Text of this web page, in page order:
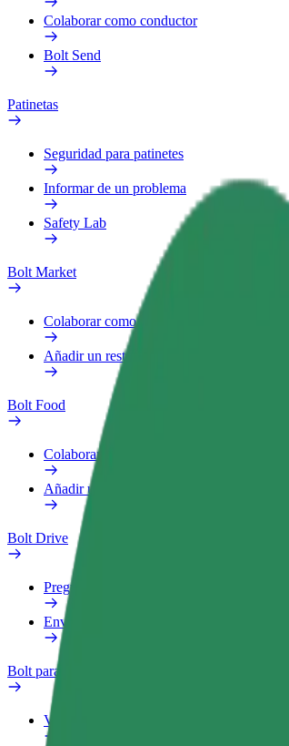
Colaborar como conductor
Bolt Send
Patinetas
Seguridad para patinetes
Informar de un problema
Safety Lab
Bolt Market
Colaborar como repartidor
Añadir un restaurante o tienda
Bolt Food
Colaborar como repartidor
Añadir un restaurante o tienda
Bolt Drive
Preguntas frecuentes
Enviar aviso sobre un vehículo
Bolt para empresas
Ventajas